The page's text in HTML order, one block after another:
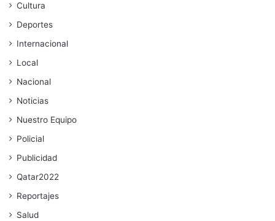
Cultura
Deportes
Internacional
Local
Nacional
Noticias
Nuestro Equipo
Policial
Publicidad
Qatar2022
Reportajes
Salud